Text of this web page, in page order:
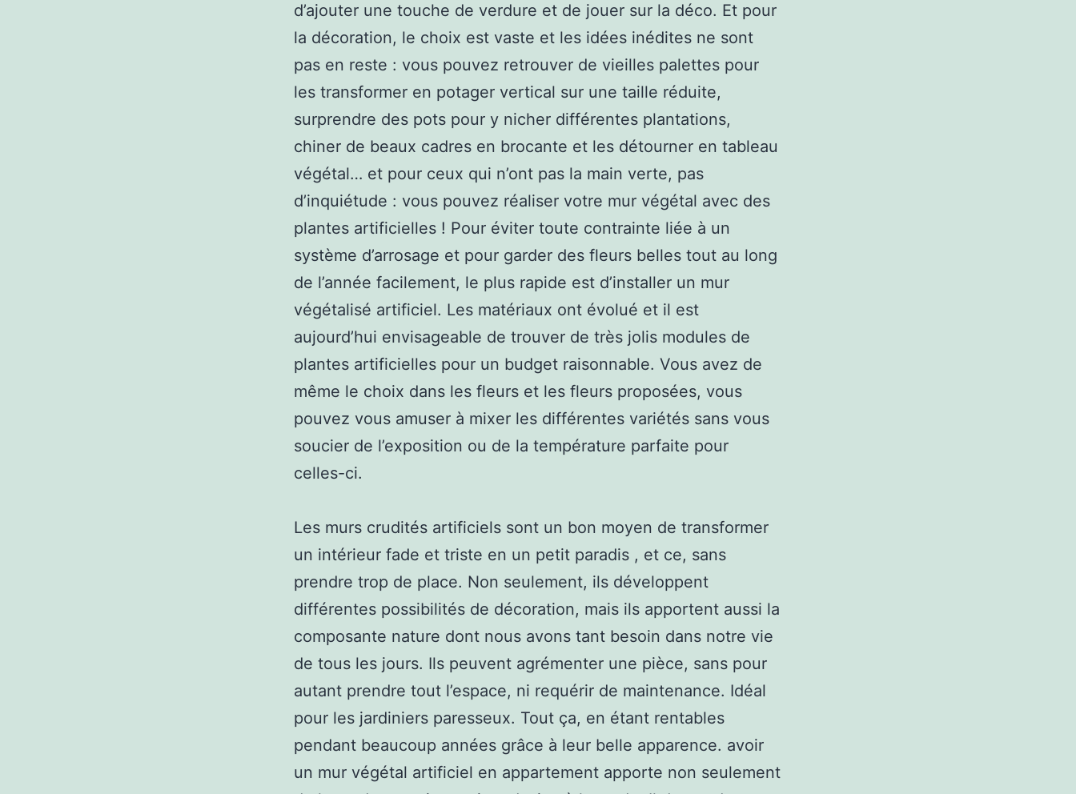
d’ajouter une touche de verdure et de jouer sur la déco. Et pour
la décoration, le choix est vaste et les idées inédites ne sont
pas en reste : vous pouvez retrouver de vieilles palettes pour
les transformer en potager vertical sur une taille réduite,
surprendre des pots pour y nicher différentes plantations,
chiner de beaux cadres en brocante et les détourner en tableau
végétal… et pour ceux qui n’ont pas la main verte, pas
d’inquiétude : vous pouvez réaliser votre mur végétal avec des
plantes artificielles ! Pour éviter toute contrainte liée à un
système d’arrosage et pour garder des fleurs belles tout au long
de l’année facilement, le plus rapide est d’installer un mur
végétalisé artificiel. Les matériaux ont évolué et il est
aujourd’hui envisageable de trouver de très jolis modules de
plantes artificielles pour un budget raisonnable. Vous avez de
même le choix dans les fleurs et les fleurs proposées, vous
pouvez vous amuser à mixer les différentes variétés sans vous
soucier de l’exposition ou de la température parfaite pour
celles-ci.
Les murs crudités artificiels sont un bon moyen de transformer
un intérieur fade et triste en un petit paradis , et ce, sans
prendre trop de place. Non seulement, ils développent
différentes possibilités de décoration, mais ils apportent aussi la
composante nature dont nous avons tant besoin dans notre vie
de tous les jours. Ils peuvent agrémenter une pièce, sans pour
autant prendre tout l’espace, ni requérir de maintenance. Idéal
pour les jardiniers paresseux. Tout ça, en étant rentables
pendant beaucoup années grâce à leur belle apparence. avoir
un mur végétal artificiel en appartement apporte non seulement